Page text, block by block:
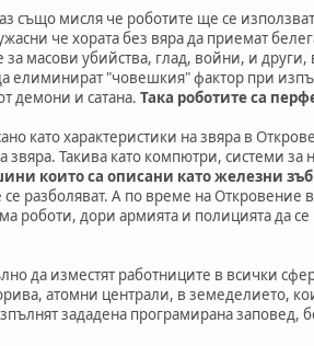
също мисля че роботите ще се
че хората без вяра да приемат
масови убийства, глад, войни, и
елиминират "човешкия" фактор при
демони и сатана. Така роботите са
като характеристики на звяра в
звяра. Такива като компютри, системи
които са описани като железни
се разболяват. А по време на
роботи, дори армията и полицията да
да изместят работниците в всички
атомни централи, в земеделието,
зададена програмирана заповед,